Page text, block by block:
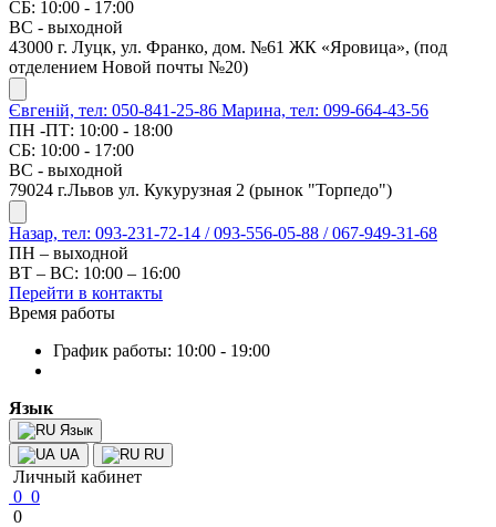
СБ: 10:00 - 17:00
ВС - выходной
43000 г. Луцк, ул. Франко, дом. №61 ЖК «Яровица», (под
отделением Новой почты №20)
Євгеній, тел: 050-841-25-86 Марина, тел: 099-664-43-56
ПН -ПТ: 10:00 - 18:00
СБ: 10:00 - 17:00
ВС - выходной
79024 г.Львов ул. Кукурузная 2 (рынок "Торпедо")
Назар, тел: 093-231-72-14 / 093-556-05-88 / 067-949-31-68
ПН – выходной
ВТ – ВС: 10:00 – 16:00
Перейти в контакты
Время работы
График работы: 10:00 - 19:00
Язык
Язык
UA
RU
Личный кабинет
0 0
0